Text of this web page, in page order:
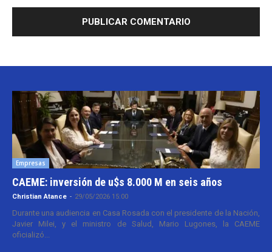
Empresas
CAEME: inversión de u$s 8.000 M en seis años
Christian Atance - 29/05/2026 15:00
Durante una audiencia en Casa Rosada con el presidente de la Nación,
Javier Milei, y el ministro de Salud, Mario Lugones, la CAEME
oficializó...